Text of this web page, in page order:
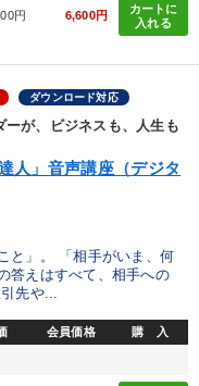
円 6,600円
カートに
入れる
ダウンロード対応
ーが、ビジネスも、人生も
人」音声講座（デジタ
と」。 「相手がいま、何
答えはすべて、相手への
先や...
会員価格 購 入